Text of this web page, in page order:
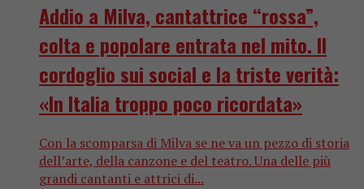
Addio a Milva, cantattrice “rossa”,
colta e popolare entrata nel mito. Il
cordoglio sui social e la triste verità:
«In Italia troppo poco ricordata»
Con la scomparsa di Milva se ne va un pezzo di storia
dell’arte, della canzone e del teatro. Una delle più
grandi cantanti e attrici di...